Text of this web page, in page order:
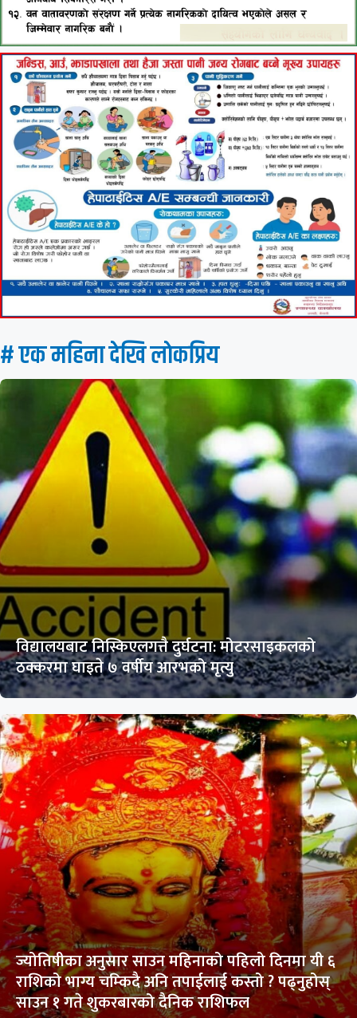
# एक महिना देखि लाेकप्रिय
विद्यालयबाट निस्किएलगत्तै दुर्घटना: मोटरसाइकलको
ठक्करमा घाइते ७ वर्षीय आरभको मृत्यु
ज्योतिषीका अनुसार साउन महिनाको पहिलो दिनमा यी ६
राशिको भाग्य चम्किदै अनि तपाईलाई कस्तो ? पढ्नुहोस्
साउन १ गते शुकरबारको दैनिक राशिफल